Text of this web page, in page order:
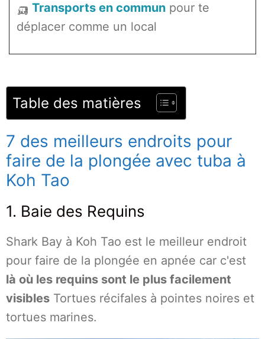
🛺 Transports en commun pour te
déplacer comme un local
Table des matières
7 des meilleurs endroits pour
faire de la plongée avec tuba à
Koh Tao
1. Baie des Requins
Shark Bay à Koh Tao est le meilleur endroit
pour faire de la plongée en apnée car c'est
là où les requins sont le plus facilement
visibles Tortues récifales à pointes noires et
tortues marines.